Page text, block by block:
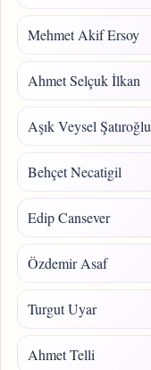
Mehmet Akif Ersoy
Ahmet Selçuk İlkan
Aşık Veysel Şatıroğlu
Behçet Necatigil
Edip Cansever
Özdemir Asaf
Turgut Uyar
Ahmet Telli